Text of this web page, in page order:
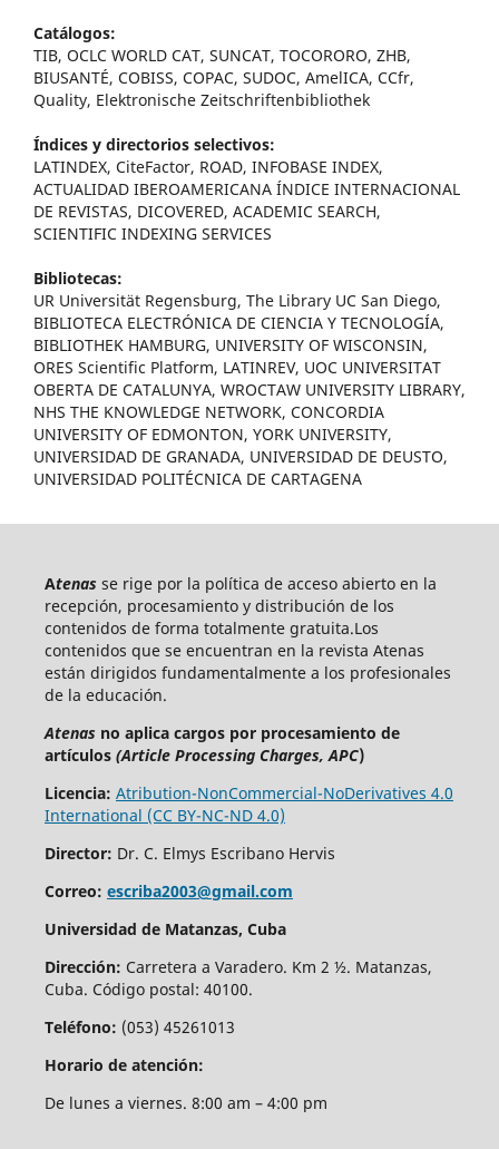
Catálogos:
TIB, OCLC WORLD CAT, SUNCAT, TOCORORO, ZHB,
BIUSANTÉ, COBISS, COPAC, SUDOC, AmelICA, CCfr,
Quality, Elektronische Zeitschriftenbibliothek
Índices y directorios selectivos:
LATINDEX, CiteFactor, ROAD, INFOBASE INDEX,
ACTUALIDAD IBEROAMERICANA ÍNDICE INTERNACIONAL
DE REVISTAS, DICOVERED, ACADEMIC SEARCH,
SCIENTIFIC INDEXING SERVICES
Bibliotecas:
UR Universität Regensburg, The Library UC San Diego,
BIBLIOTECA ELECTRÓNICA DE CIENCIA Y TECNOLOGÍA,
BIBLIOTHEK HAMBURG, UNIVERSITY OF WISCONSIN,
ORES Scientific Platform, LATINREV, UOC UNIVERSITAT
OBERTA DE CATALUNYA, WROCTAW UNIVERSITY LIBRARY,
NHS THE KNOWLEDGE NETWORK, CONCORDIA
UNIVERSITY OF EDMONTON, YORK UNIVERSITY,
UNIVERSIDAD DE GRANADA, UNIVERSIDAD DE DEUSTO,
UNIVERSIDAD POLITÉCNICA DE CARTAGENA
Atenas se rige por la política de acceso abierto en la
recepción, procesamiento y distribución de los
contenidos de forma totalmente gratuita.Los
contenidos que se encuentran en la revista Atenas
están dirigidos fundamentalmente a los profesionales
de la educación.
Atenas no aplica cargos por procesamiento de
artículos(Article Processing Charges, APC)
Licencia: Atribution-NonCommercial-NoDerivatives 4.0
International (CC BY-NC-ND 4.0)
Director: Dr. C. Elmys Escribano Hervis
Correo: escriba2003@gmail.com
Universidad de Matanzas, Cuba
Dirección: Carretera a Varadero. Km 2 ½. Matanzas,
Cuba. Código postal: 40100.
Teléfono: (053) 45261013
Horario de atención:
De lunes a viernes. 8:00 am – 4:00 pm